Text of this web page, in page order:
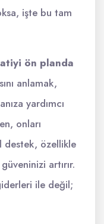
işte bu tam
ön planda
anlamak,
yardımcı
onları
destek, özellikle
artırır.
ile değil;